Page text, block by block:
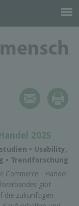
2025
• Usability,
• Trendforschung
Commerce - Handel
gibt
die zukünftigen